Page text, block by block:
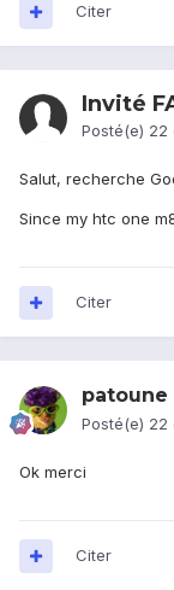
Citer
Invité
Posté(e) 22
Salut, recherche
Since my htc one
Citer
patoune
Posté(e) 22
Ok merci
Citer